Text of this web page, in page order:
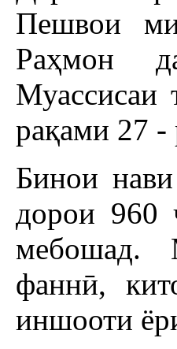
Пешвои
Раҳмон
Муассисаи
рақами 27 -
Бинои
дорои 960
мебошад.
фаннӣ,
иншооти